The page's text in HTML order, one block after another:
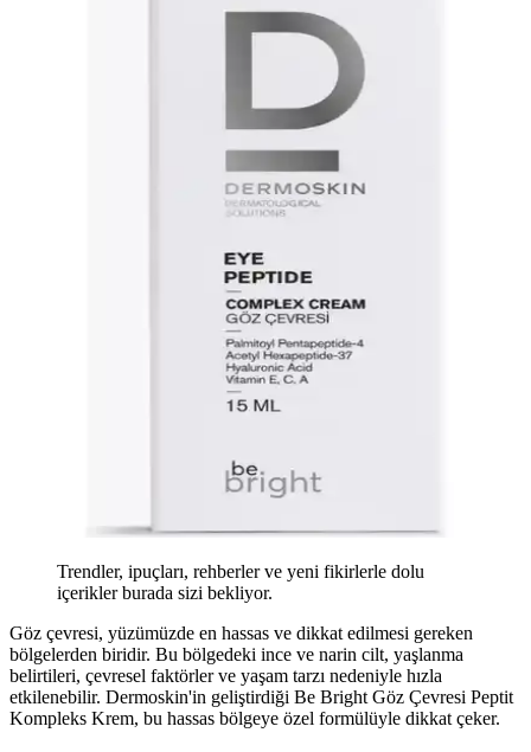
Trendler, ipuçları, rehberler ve yeni fikirlerle dolu
içerikler burada sizi bekliyor.
Göz çevresi, yüzümüzde en hassas ve dikkat edilmesi gereken
bölgelerden biridir. Bu bölgedeki ince ve narin cilt, yaşlanma
belirtileri, çevresel faktörler ve yaşam tarzı nedeniyle hızla
etkilenebilir. Dermoskin'in geliştirdiği Be Bright Göz Çevresi Peptit
Kompleks Krem, bu hassas bölgeye özel formülüyle dikkat çeker.